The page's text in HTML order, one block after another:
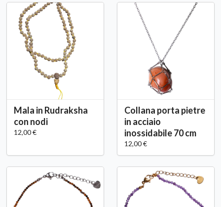
Mala in Rudraksha
con nodi
12,00 €
Collana porta pietre
in acciaio
inossidabile 70 cm
12,00 €